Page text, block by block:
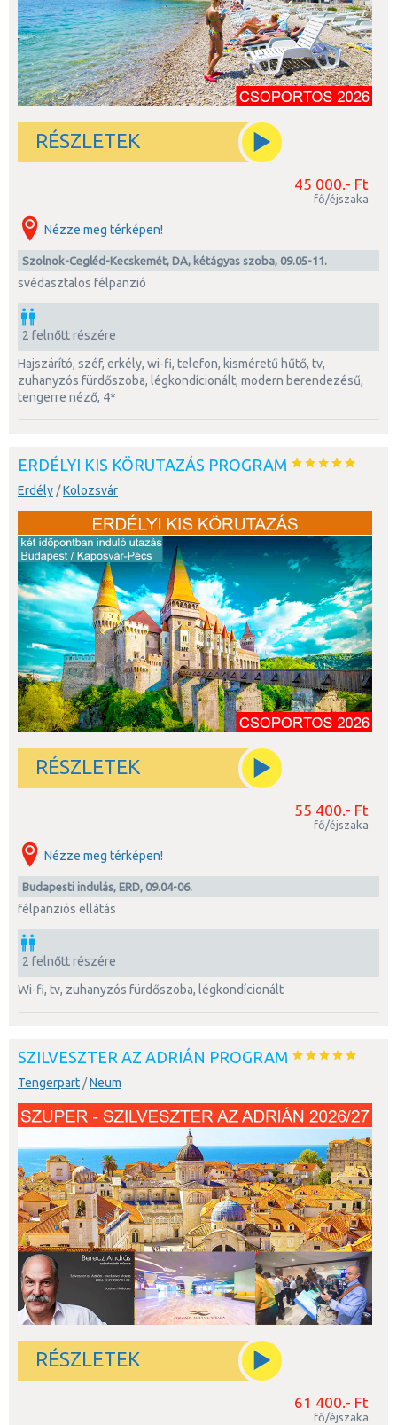
RÉSZLETEK
45 000.- Ft
fő/éjszaka
Nézze meg térképen!
Szolnok-Cegléd-Kecskemét, DA, kétágyas szoba, 09.05-11.
svédasztalos félpanzió
2 felnőtt részére
hajszárító, széf, erkély, wi-fi, telefon, kisméretű hűtő, tv,
zuhanyzós fürdőszoba, légkondícionált, modern berendezésű,
tengerre néző, 4*
ERDÉLYI KIS KÖRUTAZÁS PROGRAM
Erdély/Kolozsvár
RÉSZLETEK
55 400.- Ft
fő/éjszaka
Nézze meg térképen!
Budapesti indulás, ERD, 09.04-06.
félpanziós ellátás
2 felnőtt részére
wi-fi, tv, zuhanyzós fürdőszoba, légkondícionált
SZILVESZTER AZ ADRIÁN PROGRAM
Tengerpart/Neum
RÉSZLETEK
61 400.- Ft
fő/éjszaka